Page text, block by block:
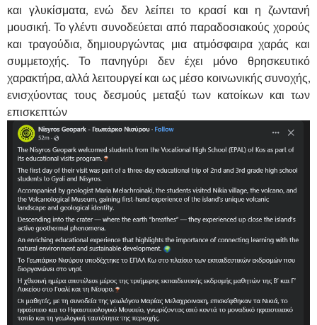
και γλυκίσματα, ενώ δεν λείπει το κρασί και η ζωντανή
μουσική. Το γλέντι συνοδεύεται από παραδοσιακούς χορούς
και τραγούδια, δημιουργώντας μια ατμόσφαιρα χαράς και
συμμετοχής. Το πανηγύρι δεν έχει μόνο θρησκευτικό
χαρακτήρα, αλλά λειτουργεί και ως μέσο κοινωνικής συνοχής,
ενισχύοντας τους δεσμούς μεταξύ των κατοίκων και των
επισκεπτών